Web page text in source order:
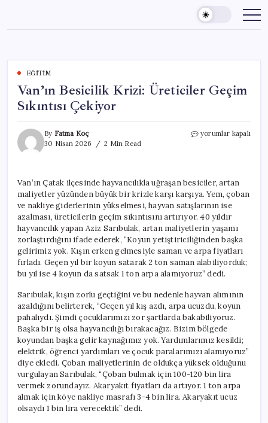
content
EĞITIM
Van’ın Besicilik Krizi: Üreticiler Geçim
Sıkıntısı Çekiyor
By Fatma Koç
30 Nisan 2026
2 Min Read
Van’ın
Sıkıntısı
Çekiyor
için
yorumlar kapalı
Van’ın Çatak ilçesinde hayvancılıkla uğraşan besiciler, artan
maliyetler yüzünden büyük bir krizle karşı karşıya. Yem, çoban
ve nakliye giderlerinin yükselmesi, hayvan satışlarının ise
azalması, üreticilerin geçim sıkıntısını artırıyor. 40 yıldır
hayvancılık yapan Aziz Sarıbulak, artan maliyetlerin yaşamı
zorlaştırdığını ifade ederek, “Koyun yetiştiriciliğinden başka
gelirimiz yok. Kışın erken gelmesiyle saman ve arpa fiyatları
fırladı. Geçen yıl bir koyun satarak 2 ton saman alabiliyorduk;
bu yıl ise 4 koyun da satsak 1 ton arpa alamıyoruz” dedi.
Sarıbulak, kışın zorlu geçtiğini ve bu nedenle hayvan alımının
azaldığını belirterek, “Geçen yıl kış azdı, arpa ucuzdu, koyun
pahalıydı. Şimdi çocuklarımızı zor şartlarda bakabiliyoruz.
Başka bir iş olsa hayvancılığı bırakacağız. Bizim bölgede
koyundan başka gelir kaynağımız yok. Yardımlarımız kesildi;
elektrik, öğrenci yardımları ve çocuk paralarımızı alamıyoruz”
diye ekledi. Çoban maliyetlerinin de oldukça yüksek olduğunu
vurgulayan Sarıbulak, “Çoban bulmak için 100-120 bin lira
vermek zorundayız. Akaryakıt fiyatları da artıyor. 1 ton arpa
almak için köye nakliye masrafı 3-4 bin lira. Akaryakıt ucuz
olsaydı 1 bin lira verecektik” dedi.